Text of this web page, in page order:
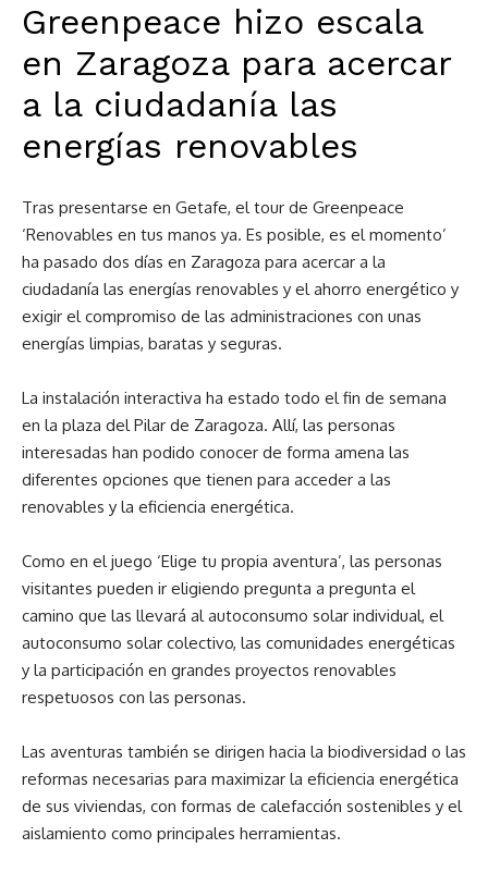
Greenpeace hizo escala
en Zaragoza para acercar
a la ciudadanía las
energías renovables
Tras presentarse en Getafe, el tour de Greenpeace
‘Renovables en tus manos ya. Es posible, es el momento’
ha pasado dos días en Zaragoza para acercar a la
ciudadanía las energías renovables y el ahorro energético y
exigir el compromiso de las administraciones con unas
energías limpias, baratas y seguras.
La instalación interactiva ha estado todo el fin de semana
en la plaza del Pilar de Zaragoza. Allí, las personas
interesadas han podido conocer de forma amena las
diferentes opciones que tienen para acceder a las
renovables y la eficiencia energética.
Como en el juego ‘Elige tu propia aventura’, las personas
visitantes pueden ir eligiendo pregunta a pregunta el
camino que las llevará al autoconsumo solar individual, el
autoconsumo solar colectivo, las comunidades energéticas
y la participación en grandes proyectos renovables
respetuosos con las personas.
Las aventuras también se dirigen hacia la biodiversidad o las
reformas necesarias para maximizar la eficiencia energética
de sus viviendas, con formas de calefacción sostenibles y el
aislamiento como principales herramientas.